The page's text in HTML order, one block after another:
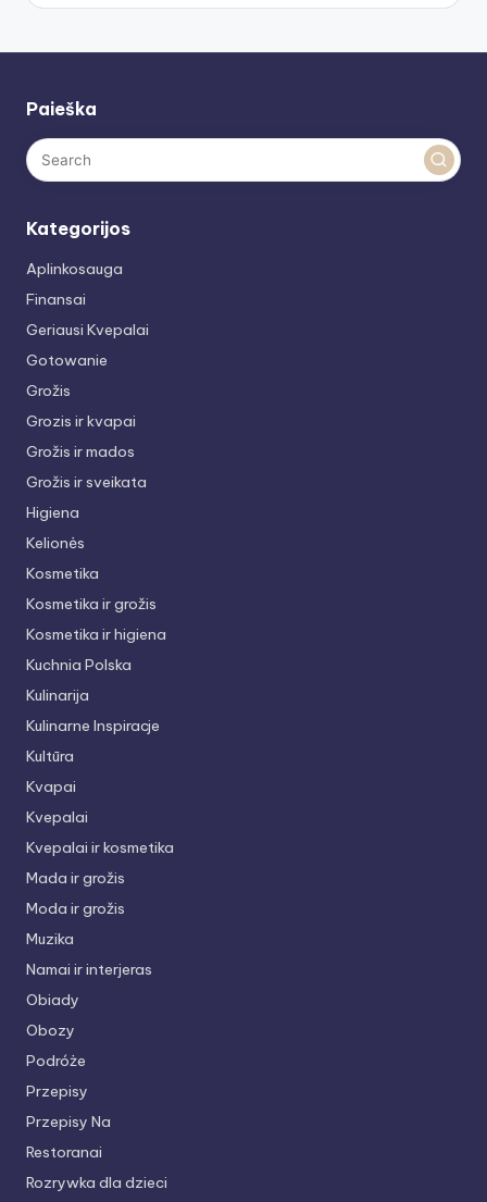
Paieška
Kategorijos
Aplinkosauga
Finansai
Geriausi Kvepalai
Gotowanie
Grožis
Grozis ir kvapai
Grožis ir mados
Grožis ir sveikata
Higiena
Kelionės
Kosmetika
Kosmetika ir grožis
Kosmetika ir higiena
Kuchnia Polska
Kulinarija
Kulinarne Inspiracje
Kultūra
Kvapai
Kvepalai
Kvepalai ir kosmetika
Mada ir grožis
Moda ir grožis
Muzika
Namai ir interjeras
Obiady
Obozy
Podróże
Przepisy
Przepisy Na
Restoranai
Rozrywka dla dzieci